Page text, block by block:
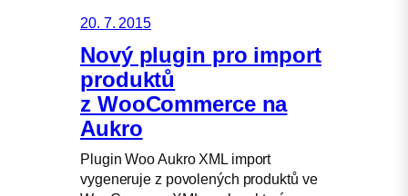
20. 7. 2015
Nový plugin pro import
produktů
z WooCommerce na
Aukro
Plugin Woo Aukro XML import
vygeneruje z povolených produktů ve